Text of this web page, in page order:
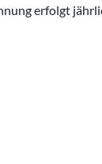
erfolgt